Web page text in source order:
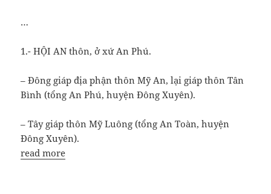
…
1.- HỘI AN thôn, ở xứ An Phú.
– Đông giáp địa phận thôn Mỹ An, lại giáp thôn Tân
Bình (tổng An Phú, huyện Đông Xuyên).
– Tây giáp thôn Mỹ Luông (tổng An Toàn, huyện
Đông Xuyên).
read more